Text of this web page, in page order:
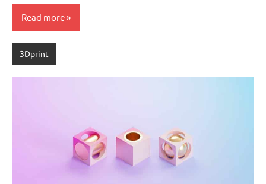
Read more
3Dprint